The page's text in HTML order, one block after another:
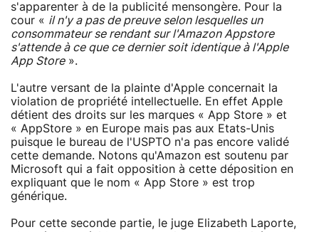
s'apparenter à de la publicité mensongère. Pour la
cour « il n'y a pas de preuve selon lesquelles un
consommateur se rendant sur l'Amazon Appstore
s'attende à ce que ce dernier soit identique à l'Apple
App Store».
L'autre versant de la plainte d'Apple concernait la
violation de propriété intellectuelle. En effet Apple
détient des droits sur les marques « App Store » et
« AppStore » en Europe mais pas aux Etats-Unis
puisque le bureau de l'USPTO n'a pas encore validé
cette demande. Notons qu'Amazon est soutenu par
Microsoft qui a fait opposition à cette déposition en
expliquant que le nom « App Store » est trop
générique.
Pour cette seconde partie, le juge Elizabeth Laporte,